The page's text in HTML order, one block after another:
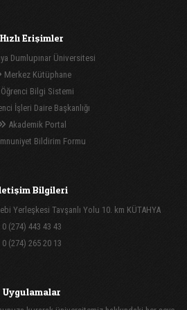
Hızlı Erişimler
Dumlupınar Üniversitesi
Merkez Kütüphane
Öğrenci Bilgi Sistemi
İşleri Daire Başkanlığı
Akademik Portal
Bildirim Formu
Bilgileri
Yerleşkesi Tavşanlı Yolu 10. km KÜTAHYA
0 (274) 443 43 43
0 (274) 265 20 13
Uygulamalar